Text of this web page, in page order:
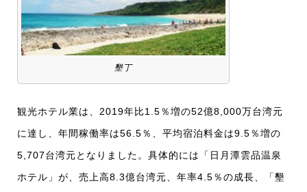
墾丁
観光ホテル業は、2019年比1.5％増の52億8,000万台湾元
に達し、年間稼働率は56.5％、平均宿泊料金は9.5％増の
5,707台湾元となりました。具体的には「日月潭雲品温泉
ホテル」が、売上高8.3億台湾元、年率4.5％の成長、「墾